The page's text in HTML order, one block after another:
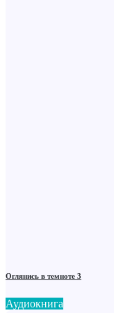
Оглянись в темноте 3
Аудиокнига